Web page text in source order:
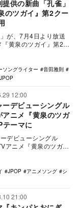
供の新曲「孔雀」
のツガイ』第2クー
が、7月4日より放送
黄泉のツガイ』第2ク
マに起用。また、あ
ソングライター
音田雅則
12:00
デビューシングル
ニメ『黄泉のツガ
テーマに
デビューシングル
アニメ『黄泉のツガ
ニングテーマに起用
JPOP アニメソング
シ
21:00